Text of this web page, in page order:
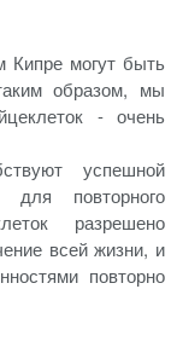
могут быть
образом, мы
- очень
успешной
для повторного
разрешено
всей жизни, и
повторно